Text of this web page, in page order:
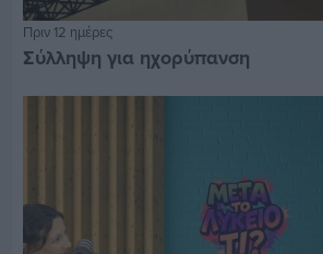
Πριν 12 ημέρες
Σύλληψη για ηχορύπανση